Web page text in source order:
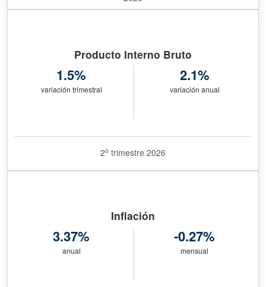
Producto Interno Bruto
1.5%
variación trimestral
2.1%
variación anual
2o trimestre 2026
Inflación
3.37%
anual
-0.27%
mensual